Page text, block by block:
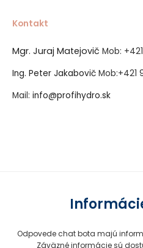
Kontakt
Mgr. Juraj Matejovič Mob:
Ing. Peter Jakabovič Mob:+421
Mail: info@profihydro.sk
Odpovede chat bota majú
Záväzné informácie sú